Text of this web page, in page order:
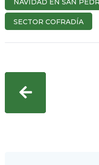
NAVIDAD EN SAN
SECTOR COFRADÍA